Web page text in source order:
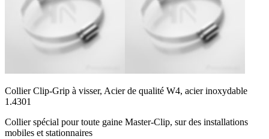
Collier Clip-Grip à visser, Acier de qualité W4, acier inoxydable
1.4301
Collier spécial pour toute gaine Master-Clip, sur des installations
mobiles et stationnaires